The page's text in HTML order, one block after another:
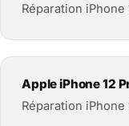
Réparation
Apple iPhone 12
Réparation